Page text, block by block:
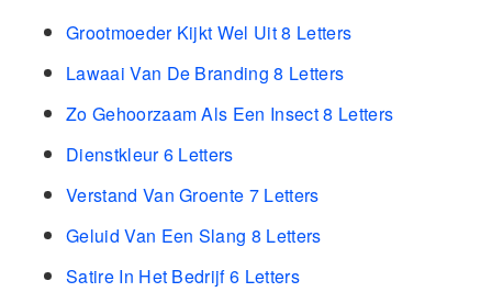
Grootmoeder Kijkt Wel Uit 8 Letters
Lawaai Van De Branding 8 Letters
Zo Gehoorzaam Als Een Insect 8 Letters
Dienstkleur 6 Letters
Verstand Van Groente 7 Letters
Geluid Van Een Slang 8 Letters
Satire In Het Bedrijf 6 Letters